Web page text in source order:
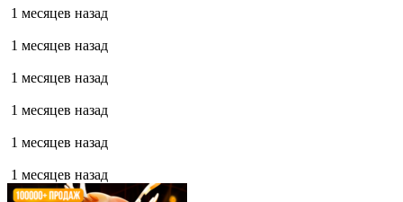
1 месяцев назад
1 месяцев назад
1 месяцев назад
1 месяцев назад
1 месяцев назад
1 месяцев назад